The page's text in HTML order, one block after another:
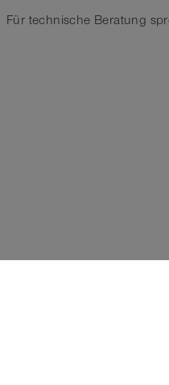
Für technische Beratung